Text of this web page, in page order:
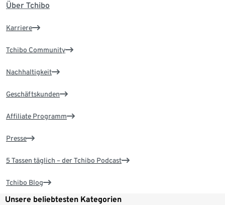
Über Tchibo
Karriere
Tchibo Community
Nachhaltigkeit
Geschäftskunden
Affiliate Programm
Presse
5 Tassen täglich – der Tchibo Podcast
Tchibo Blog
Unsere beliebtesten Kategorien